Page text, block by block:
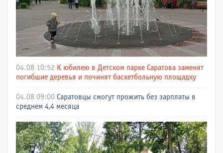
04.08 10:52 К юбилею в Детском парке Саратова заменят
погибшие деревья и починят баскетбольную площадку
04.08 09:00 Саратовцы смогут прожить без зарплаты в
среднем 4,4 месяца